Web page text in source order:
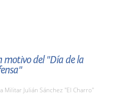
motivo del "Día de la
Militar Julián Sánchez "El Charro"